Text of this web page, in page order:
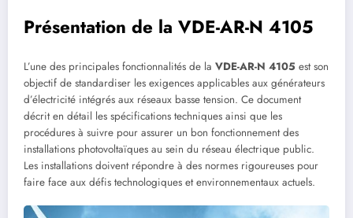
Présentation de la VDE-AR-N 4105
L’une des principales fonctionnalités de la VDE-AR-N 4105 est son
objectif de standardiser les exigences applicables aux générateurs
d’électricité intégrés aux réseaux basse tension. Ce document
décrit en détail les spécifications techniques ainsi que les
procédures à suivre pour assurer un bon fonctionnement des
installations photovoltaïques au sein du réseau électrique public.
Les installations doivent répondre à des normes rigoureuses pour
faire face aux défis technologiques et environnementaux actuels.